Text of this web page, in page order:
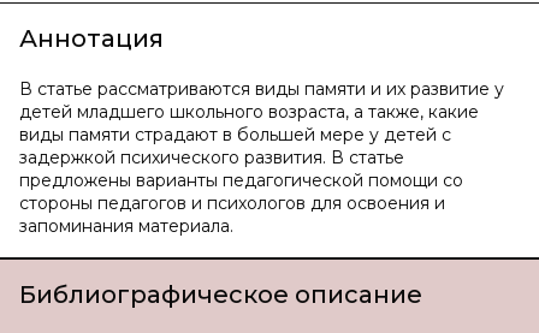
Аннотация
В статье рассматриваются виды памяти и их развитие у
детей младшего школьного возраста, а также, какие
виды памяти страдают в большей мере у детей с
задержкой психического развития. В статье
предложены варианты педагогической помощи со
стороны педагогов и психологов для освоения и
запоминания материала.
Библиографическое описание